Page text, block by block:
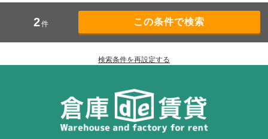
2件
検索条件を再設定する